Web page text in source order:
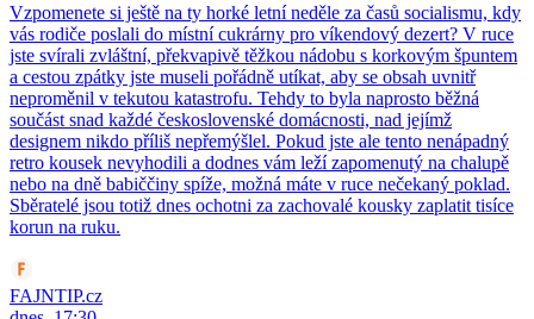
Vzpomenete si ještě na ty horké letní neděle za časů socialismu, kdy
vás rodiče poslali do místní cukrárny pro víkendový dezert? V ruce
jste svírali zvláštní, překvapivě těžkou nádobu s korkovým špuntem
a cestou zpátky jste museli pořádně utíkat, aby se obsah uvnitř
neproměnil v tekutou katastrofu. Tehdy to byla naprosto běžná
součást snad každé československé domácnosti, nad jejímž
designem nikdo příliš nepřemýšlel. Pokud jste ale tento nenápadný
retro kousek nevyhodili a dodnes vám leží zapomenutý na chalupě
nebo na dně babiččiny spíže, možná máte v ruce nečekaný poklad.
Sběratelé jsou totiž dnes ochotni za zachovalé kousky zaplatit tisíce
korun na ruku.
FAJNTIP.cz